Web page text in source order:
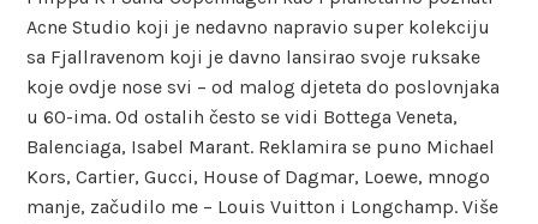
Acne Studio koji je nedavno napravio super kolekciju
sa Fjallravenom koji je davno lansirao svoje ruksake
koje ovdje nose svi – od malog djeteta do poslovnjaka
u 60-ima. Od ostalih često se vidi Bottega Veneta,
Balenciaga, Isabel Marant. Reklamira se puno Michael
Kors, Cartier, Gucci, House of Dagmar, Loewe, mnogo
manje, začudilo me – Louis Vuitton i Longchamp. Više